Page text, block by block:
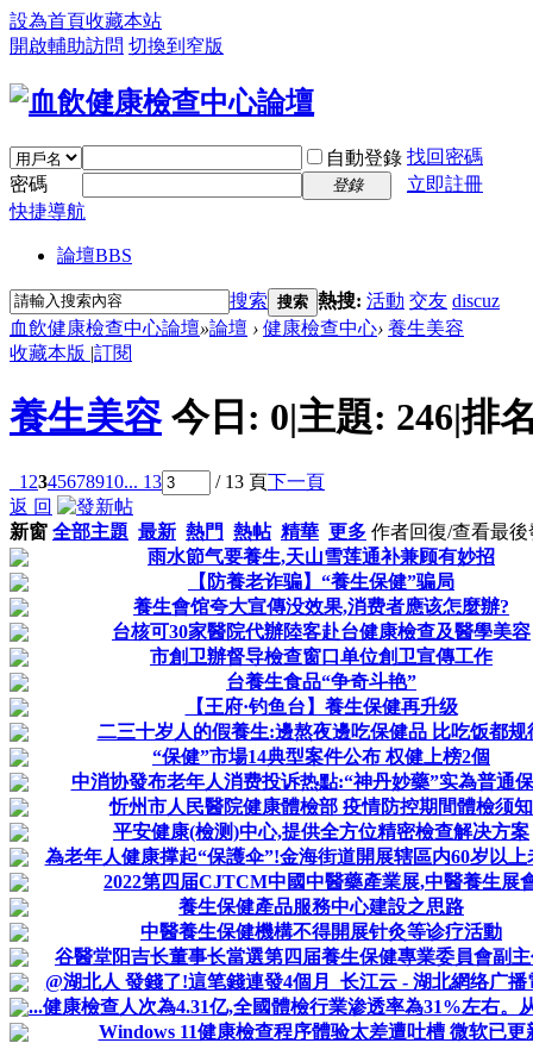
設為首頁收藏本站
開啟輔助訪問 切換到窄版
自動登錄 找回密碼
密碼
登錄
立即註冊
快捷導航
論壇BBS
搜索 搜索 熱搜: 活動 交友 discuz
血飲健康檢查中心論壇»論壇 › 健康檢查中心› 養生美容
收藏本版 |訂閱
養生美容 今日: 0|主題: 246|排
1 2345678910... 13 / 13 頁下一頁
返 回
新窗 全部主題 最新 熱門 熱帖 精華 更多 作者回復/查看最後
雨水節气要養生,天山雪莲通补兼顾有妙招
【防養老诈骗】“養生保健”骗局
養生會馆夸大宣傳没效果,消费者應该怎麼辦?
台核可30家醫院代辦陸客赴台健康檢查及醫學美容
市創卫辦督导檢查窗口单位創卫宣傳工作
台養生食品“争奇斗艳”
【王府·钓鱼台】養生保健再升级
二三十岁人的假養生:邊熬夜邊吃保健品 比吃饭都规
“保健”市場14典型案件公布 权健上榜2個
中消协發布老年人消费投诉热點:“神丹妙藥”实為普通
忻州市人民醫院健康體檢部 疫情防控期間體檢须知
平安健康(檢测)中心,提供全方位精密檢查解决方案
為老年人健康撑起“保護伞”!金海街道開展辖區内60岁以上
2022第四届CJTCM中國中醫藥產業展,中醫養生展
養生保健產品服務中心建設之思路
中醫養生保健機構不得開展针灸等诊疗活動
谷醫堂阳吉长董事长當選第四届養生保健專業委員會副
@湖北人 發錢了!這笔錢連發4個月_长江云 - 湖北網络广播
...健康檢查人次為4.31亿,全國體檢行業渗透率為31%左右。
Windows 11健康檢查程序體验太差遭吐槽 微软已更